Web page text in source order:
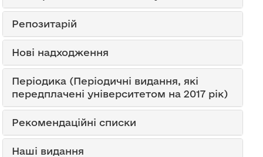
Репозитарій
Нові надходження
Періодика (Періодичні видання, які
передплачені університетом на 2017 рік)
Рекомендаційні списки
Наші видання